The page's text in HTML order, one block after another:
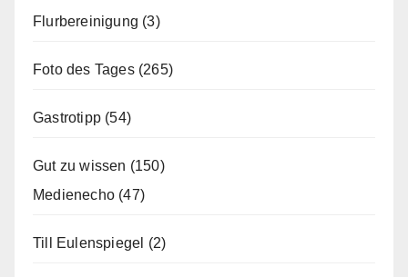
Flurbereinigung (3)
Foto des Tages(265)
Gastrotipp (54)
Gut zu wissen (150)
Medienecho (47)
Till Eulenspiegel (2)